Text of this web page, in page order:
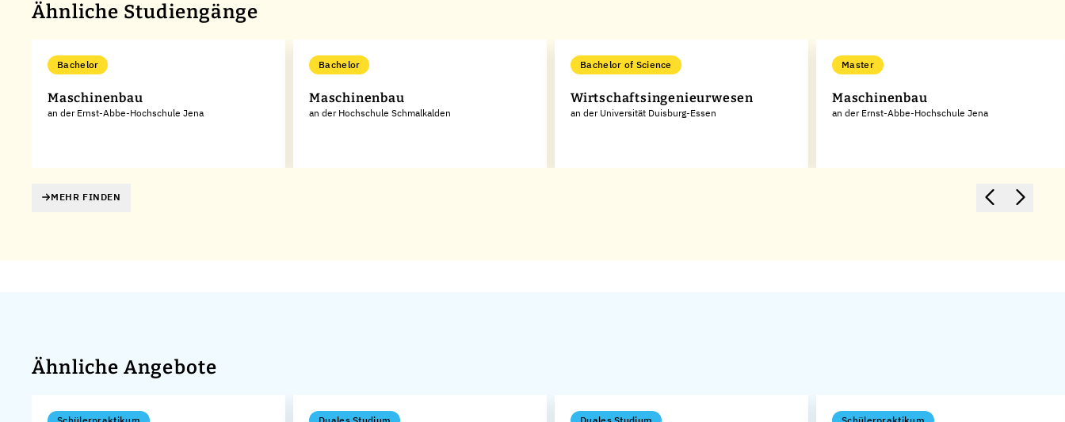
Ähnliche Studiengänge
Bachelor
Maschinenbau
an der Ernst-Abbe-Hochschule Jena
Bachelor
Maschinenbau
an der Hochschule Schmalkalden
Bachelor of Science
Wirtschaftsingenieurwesen
an der Universität Duisburg-Essen
Master
Maschinenbau
an der Ernst-Abbe-Hochschule Jena
MEHR FINDEN
Ähnliche Angebote